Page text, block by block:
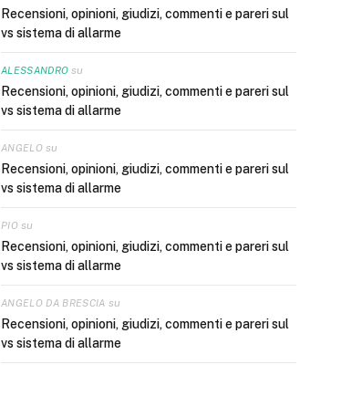
Recensioni, opinioni, giudizi, commenti e pareri sul
vs sistema di allarme
ALESSANDRO su
Recensioni, opinioni, giudizi, commenti e pareri sul
vs sistema di allarme
ANGELO su
Recensioni, opinioni, giudizi, commenti e pareri sul
vs sistema di allarme
PIO su
Recensioni, opinioni, giudizi, commenti e pareri sul
vs sistema di allarme
ANGELO DA BRESCIA su
Recensioni, opinioni, giudizi, commenti e pareri sul
vs sistema di allarme